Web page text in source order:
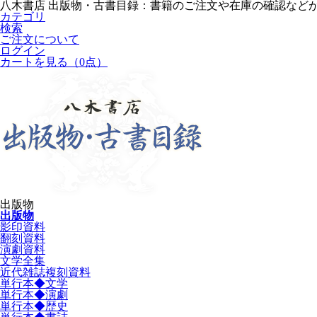
八木書店 出版物・古書目録：書籍のご注文や在庫の確認など
カテゴリ
検索
ご注文について
ログイン
カートを見る
（0点）
出版物
出版物
影印資料
翻刻資料
演劇資料
文学全集
近代雑誌複刻資料
単行本◆文学
単行本◆演劇
単行本◆歴史